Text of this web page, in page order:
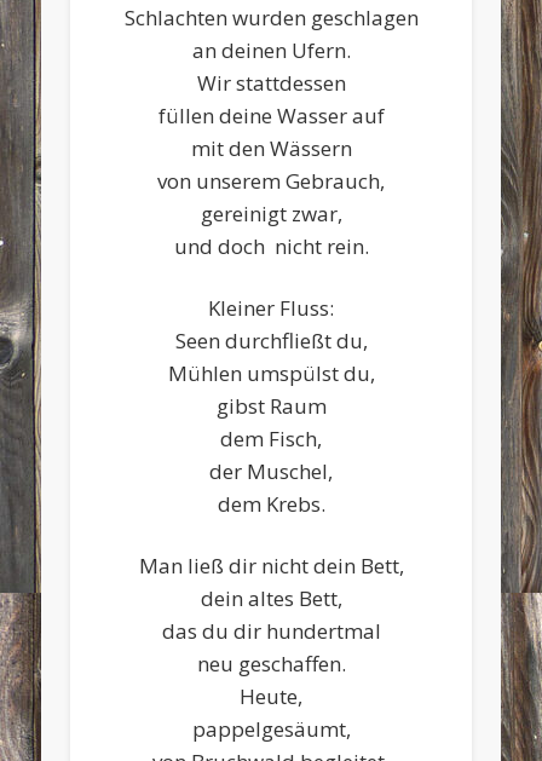
Schlachten wurden geschlagen
an deinen Ufern.
Wir stattdessen
füllen deine Wasser auf
mit den Wässern
von unserem Gebrauch,
gereinigt zwar,
und doch nicht rein.
Kleiner Fluss:
Seen durchfließt du,
Mühlen umspülst du,
gibst Raum
dem Fisch,
der Muschel,
dem Krebs.
Man ließ dir nicht dein Bett,
dein altes Bett,
das du dir hundertmal
neu geschaffen.
Heute,
pappelgesäumt,